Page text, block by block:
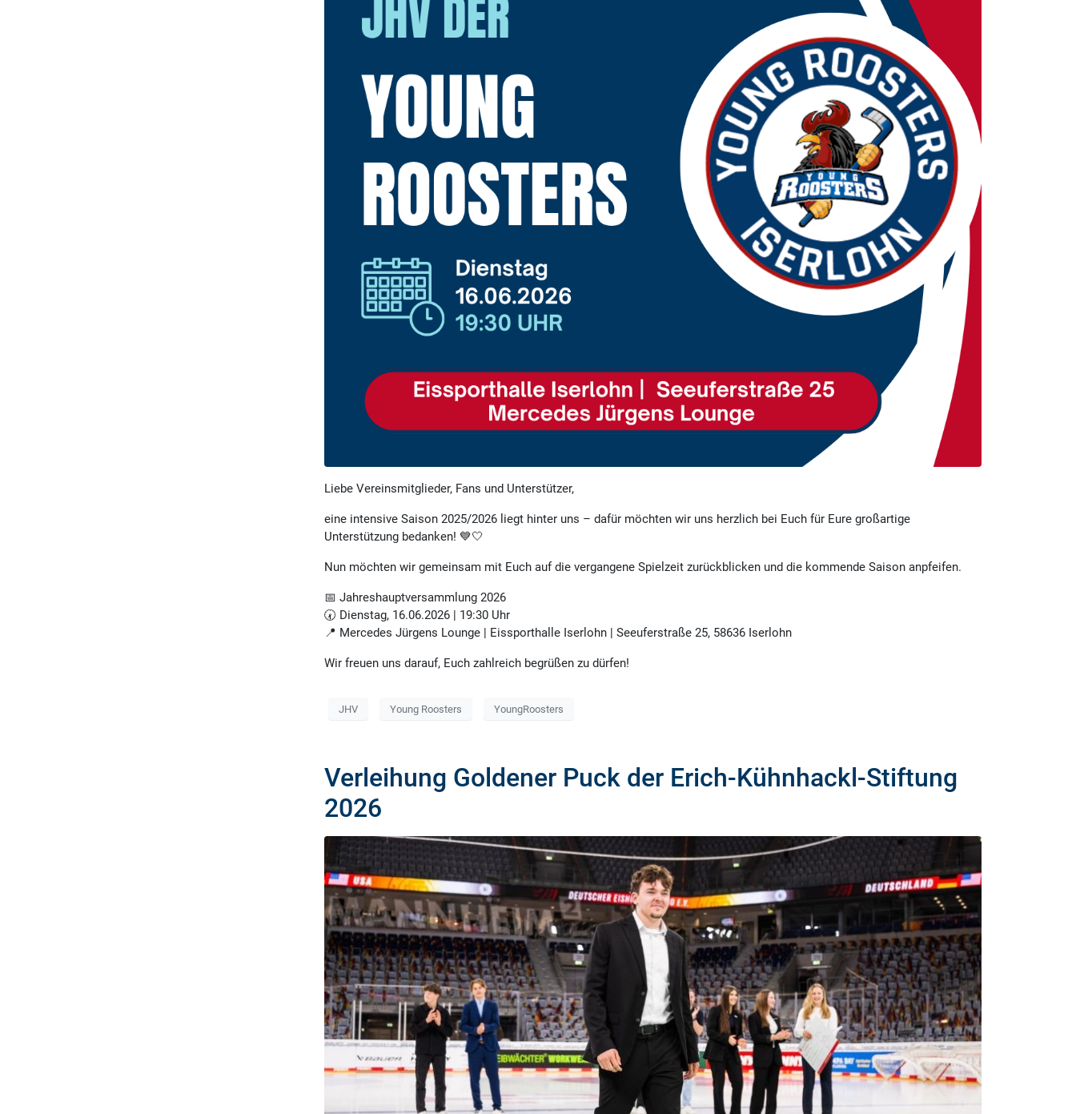
Liebe Vereinsmitglieder, Fans und Unterstützer,
eine intensive Saison 2025/2026 liegt hinter uns – dafür möchten wir uns herzlich bei Euch für Eure großartige
Unterstützung bedanken! 💙🤍
Nun möchten wir gemeinsam mit Euch auf die vergangene Spielzeit zurückblicken und die kommende Saison anpfeifen.
📅 Jahreshauptversammlung 2026
🕢 Dienstag, 16.06.2026 | 19:30 Uhr
📍 Mercedes Jürgens Lounge | Eissporthalle Iserlohn | Seeuferstraße 25, 58636 Iserlohn
Wir freuen uns darauf, Euch zahlreich begrüßen zu dürfen!
JHV Young Roosters YoungRoosters
Verleihung Goldener Puck der Erich-Kühnhackl-Stiftung
2026